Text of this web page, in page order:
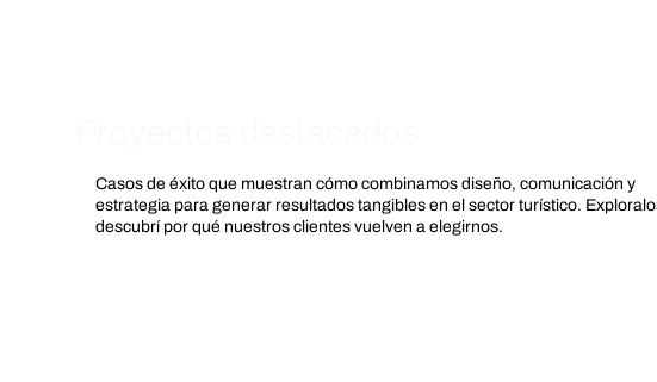
Casos de éxito que muestran cómo combinamos diseño, comunicación y
estrategia para generar resultados tangibles en el sector turístico.
descubrí por qué nuestros clientes vuelven a elegirnos.